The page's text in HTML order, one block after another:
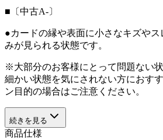
■〔中古A-〕
●カードの縁や表面に小さなキズや
みが見られる状態です。
※大部分のお客様にとって問題ない
細かい状態を気にされない方におす
ン目的の場合はご注意ください。
続きを見る
商品仕様